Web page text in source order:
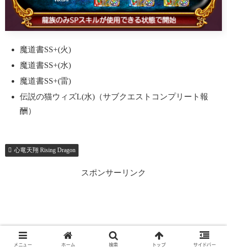
魔道書SS+(火)
魔道書SS+(水)
魔道書SS+(雷)
伝説の猫ウィズL(水)（サブクエストコンプリート報
酬）
心竜天翔 Rising Dragon
スポンサーリンク
メニュー ホーム 検索 トップ サイドバー